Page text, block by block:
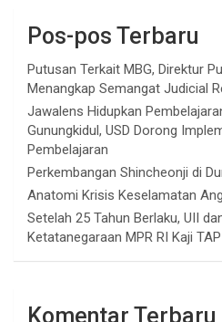
Pos-pos Terbaru
Putusan Terkait MBG, Direktur
Menangkap Semangat Judicial
Jawalens Hidupkan
Gunungkidul, USD Dorong
Pembelajaran
Perkembangan Shincheonji di
Anatomi Krisis Keselamatan
Setelah 25 Tahun Berlaku, UII
Ketatanegaraan MPR RI Kaji
Komentar Terbaru